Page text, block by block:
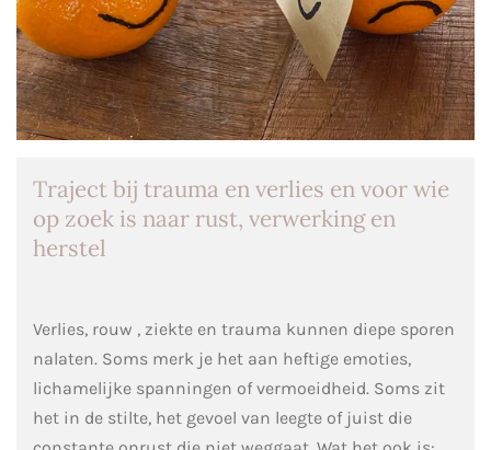
Traject bij trauma en verlies en voor wie
op zoek is naar rust, verwerking en
herstel
Verlies, rouw , ziekte en trauma kunnen diepe sporen
nalaten. Soms merk je het aan heftige emoties,
lichamelijke spanningen of vermoeidheid. Soms zit
het in de stilte, het gevoel van leegte of juist die